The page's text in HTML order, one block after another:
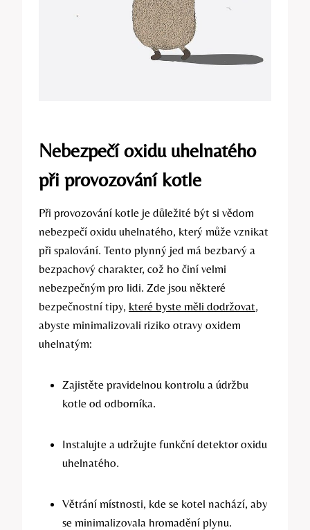
Nebezpečí oxidu uhelnatého
při provozování kotle
Při provozování kotle je důležité být si vědom
nebezpečí oxidu uhelnatého, který může vznikat
při spalování. Tento plynný jed má bezbarvý a
bezpachový charakter, což ho činí velmi
nebezpečným pro lidi. Zde jsou některé
bezpečnostní tipy, které byste měli dodržovat,
abyste minimalizovali riziko otravy oxidem
uhelnatým:
Zajistěte pravidelnou kontrolu a údržbu
kotle od odborníka.
Instalujte a udržujte funkční detektor oxidu
uhelnatého.
Větrání místnosti, kde se kotel nachází, aby
se minimalizovala hromadění plynu.